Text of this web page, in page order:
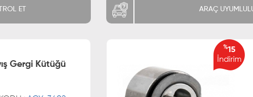
ET ARAÇ
Gergi Kütüğü
%15
İndirim